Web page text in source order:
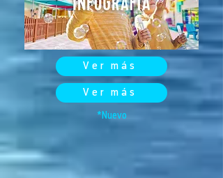
Ver más
Ver más
*Nuevo